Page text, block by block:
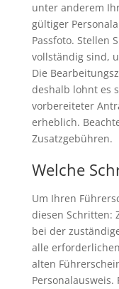
unter anderem
gültiger
Passfoto. Stellen
vollständig sind,
Die
deshalb lohnt es
vorbereiteter
erheblich.
Zusatzgebühren.
Welche
Um Ihren
diesen Schritten:
bei der
alle
alten